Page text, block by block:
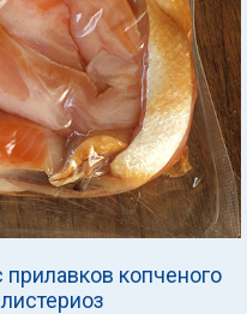
копченого